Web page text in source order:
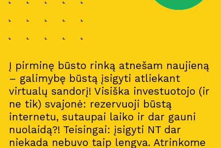
Į pirminę būsto rinką atnešam naujieną
– galimybę būstą įsigyti atliekant
virtualų sandorį! Visiška investuotojo (ir
ne tik) svajonė: rezervuoji būstą
internetu, sutaupai laiko ir dar gauni
nuolaidą?! Teisingai: įsigyti NT dar
niekada nebuvo taip lengva. Atrinkome